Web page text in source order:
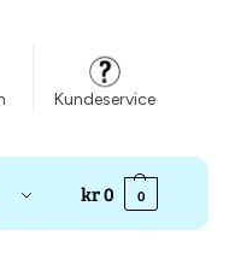
Kundeservice
kr0 0